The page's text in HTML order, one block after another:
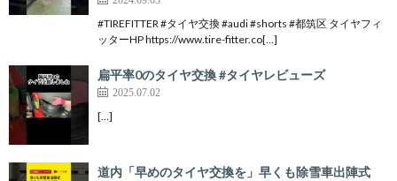
#TIREFITTER #タイヤ交換 #audi #shorts #都筑区 タイヤフィ
ッターHP https://www.tire-fitter.co[…]
扁平率0のタイヤ交換 #タイヤレビューズ
2025.07.02
[…]
道内「早めのタイヤ交換を」早くも除雪車出陣式